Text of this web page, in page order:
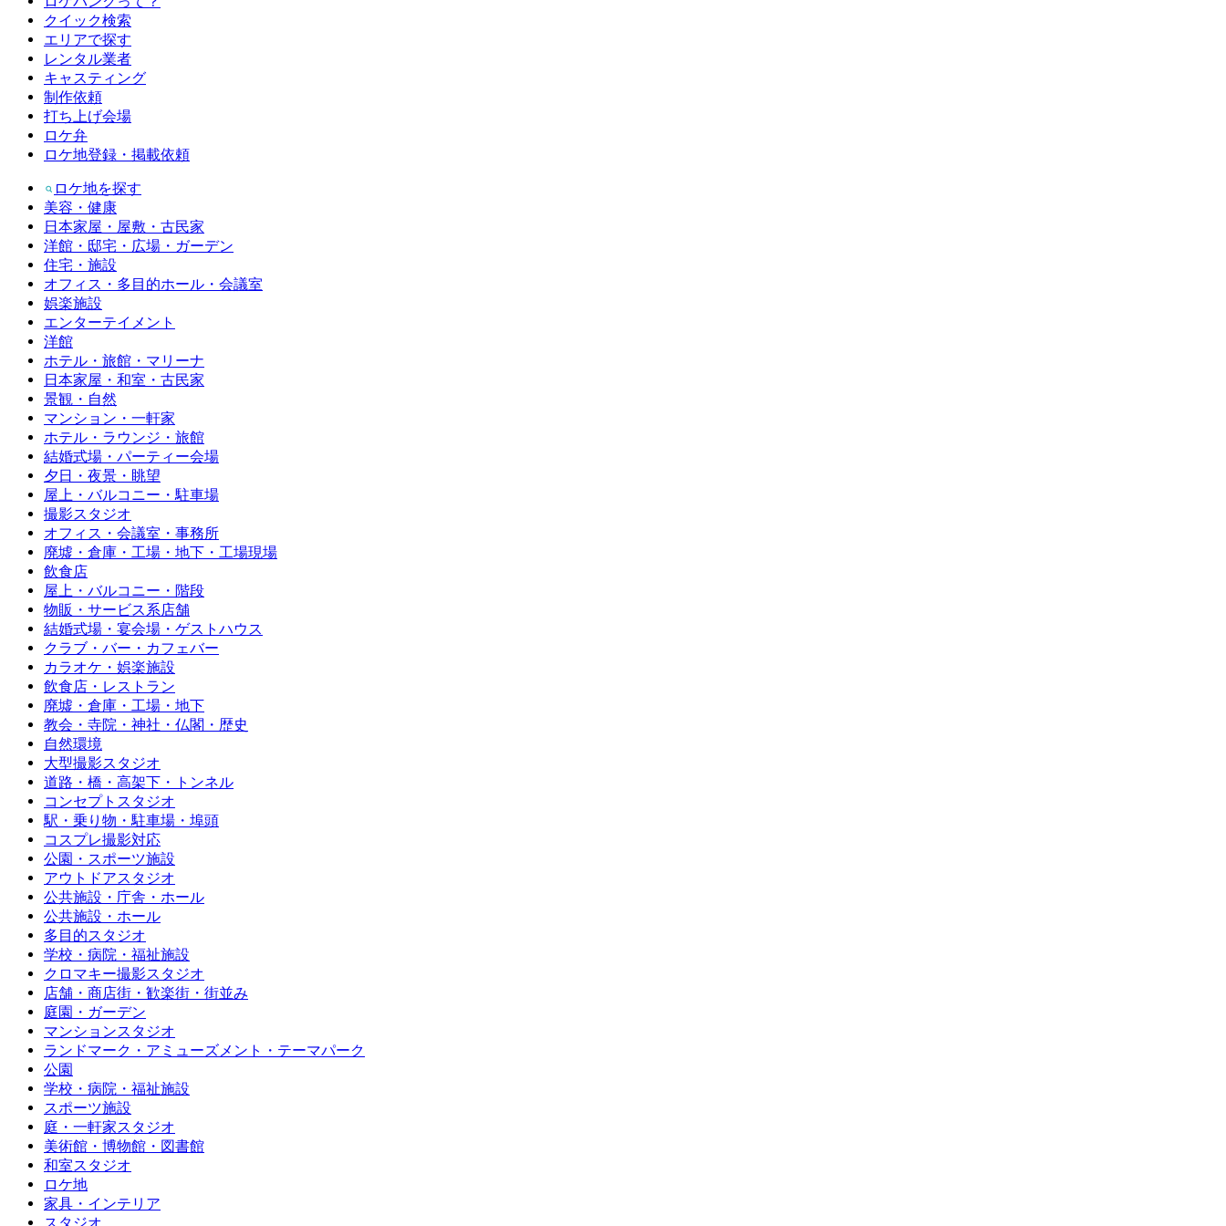
クイック検索
エリアで探す
レンタル業者
キャスティング
制作依頼
打ち上げ会場
ロケ弁
ロケ地登録・掲載依頼
ロケ地を探す
美容・健康
日本家屋・屋敷・古民家
洋館・邸宅・広場・ガーデン
住宅・施設
オフィス・多目的ホール・会議室
娯楽施設
エンターテイメント
洋館
ホテル・旅館・マリーナ
日本家屋・和室・古民家
景観・自然
マンション・一軒家
ホテル・ラウンジ・旅館
結婚式場・パーティー会場
夕日・夜景・眺望
屋上・バルコニー・駐車場
撮影スタジオ
オフィス・会議室・事務所
廃墟・倉庫・工場・地下・工場現場
飲食店
屋上・バルコニー・階段
物販・サービス系店舗
結婚式場・宴会場・ゲストハウス
クラブ・バー・カフェバー
カラオケ・娯楽施設
飲食店・レストラン
廃墟・倉庫・工場・地下
教会・寺院・神社・仏閣・歴史
自然環境
大型撮影スタジオ
道路・橋・高架下・トンネル
コンセプトスタジオ
駅・乗り物・駐車場・埠頭
コスプレ撮影対応
公園・スポーツ施設
アウトドアスタジオ
公共施設・庁舎・ホール
公共施設・ホール
多目的スタジオ
学校・病院・福祉施設
クロマキー撮影スタジオ
店舗・商店街・歓楽街・街並み
庭園・ガーデン
マンションスタジオ
ランドマーク・アミューズメント・テーマパーク
公園
学校・病院・福祉施設
スポーツ施設
庭・一軒家スタジオ
美術館・博物館・図書館
和室スタジオ
ロケ地
家具・インテリア